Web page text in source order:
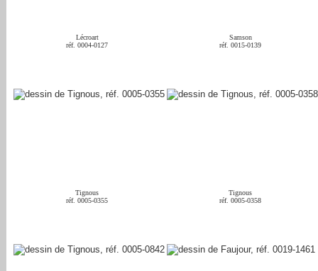
Lécroart
réf. 0004-0127
Samson
réf. 0015-0139
Tignous
réf. 0005-0355
Tignous
réf. 0005-0358